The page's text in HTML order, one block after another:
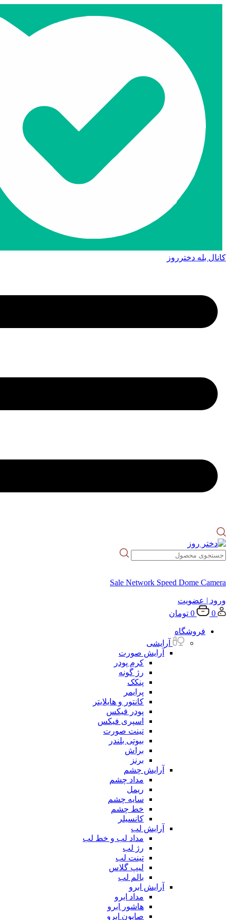
کانال بله دخترروز
Sale Network Speed Dome Camera
ورود | عضویت
0
0 تومان
فروشگاه
آرایشی
آرایش صورت
کرم پودر
رژ گونه
پنکک
پرایمر
کانتور و هایلایتر
پودر فیکس
اسپری فیکس
تینت صورت
بیوتی بلندر
براش
برنز
آرایش چشم
مداد چشم
ریمل
سایه چشم
خط چشم
کانسیلر
آرایش لب
مداد لب و خط لب
رژ لب
تینت لب
لیپ گلاس
بالم لب
آرایش ابرو
مداد ابرو
هاشور ابرو
صابون ابرو